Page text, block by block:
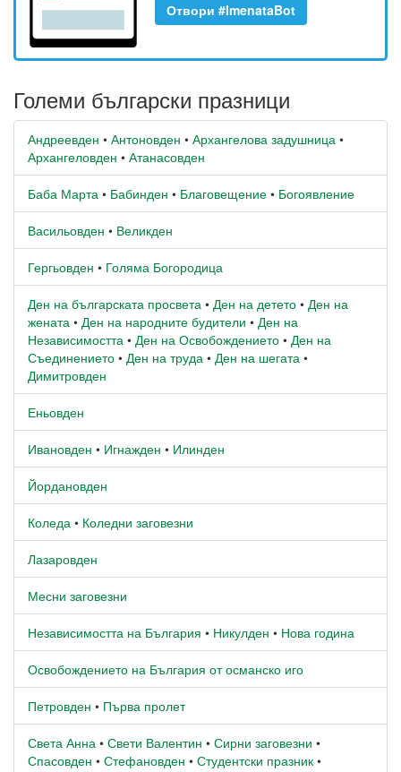
Отвори #ImenataBot
Големи български празници
Андреевден • Антоновден • Архангелова задушница •
Архангеловден • Атанасовден
Баба Марта • Бабинден • Благовещение • Богоявление
Васильовден • Великден
Гергьовден • Голяма Богородица
Ден на българската просвета • Ден на детето • Ден на
жената • Ден на народните будители • Ден на
Независимостта • Ден на Освобождението • Ден на
Съединението • Ден на труда • Ден на шегата •
Димитровден
Еньовден
Ивановден • Игнажден • Илинден
Йордановден
Коледа • Коледни заговезни
Лазаровден
Месни заговезни
Независимостта на България • Никулден • Нова година
Освобождението на България от османско иго
Петровден • Първа пролет
Света Анна • Свети Валентин • Сирни заговезни •
Спасовден • Стефановден • Студентски празник •